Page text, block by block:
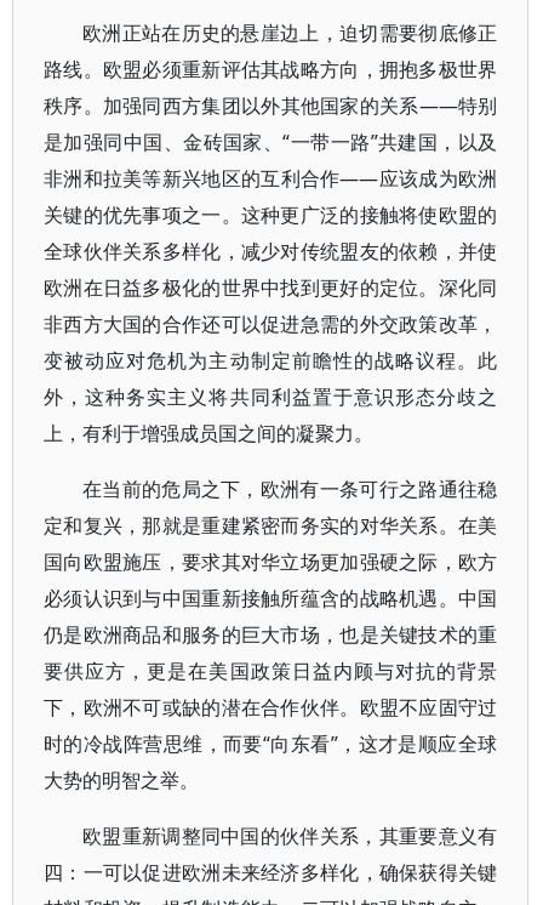
欧洲正站在历史的悬崖边上，迫切需要彻底修正
路线。欧盟必须重新评估其战略方向，拥抱多极世界
秩序。加强同西方集团以外其他国家的关系——特别
是加强同中国、金砖国家、“一带一路”共建国，以及
非洲和拉美等新兴地区的互利合作——应该成为欧洲
关键的优先事项之一。这种更广泛的接触将使欧盟的
全球伙伴关系多样化，减少对传统盟友的依赖，并使
欧洲在日益多极化的世界中找到更好的定位。深化同
非西方大国的合作还可以促进急需的外交政策改革，
变被动应对危机为主动制定前瞻性的战略议程。此
外，这种务实主义将共同利益置于意识形态分歧之
上，有利于增强成员国之间的凝聚力。
在当前的危局之下，欧洲有一条可行之路通往稳
定和复兴，那就是重建紧密而务实的对华关系。在美
国向欧盟施压，要求其对华立场更加强硬之际，欧方
必须认识到与中国重新接触所蕴含的战略机遇。中国
仍是欧洲商品和服务的巨大市场，也是关键技术的重
要供应方，更是在美国政策日益内顾与对抗的背景
下，欧洲不可或缺的潜在合作伙伴。欧盟不应固守过
时的冷战阵营思维，而要“向东看”，这才是顺应全球
大势的明智之举。
欧盟重新调整同中国的伙伴关系，其重要意义有
四：一可以促进欧洲未来经济多样化，确保获得关键